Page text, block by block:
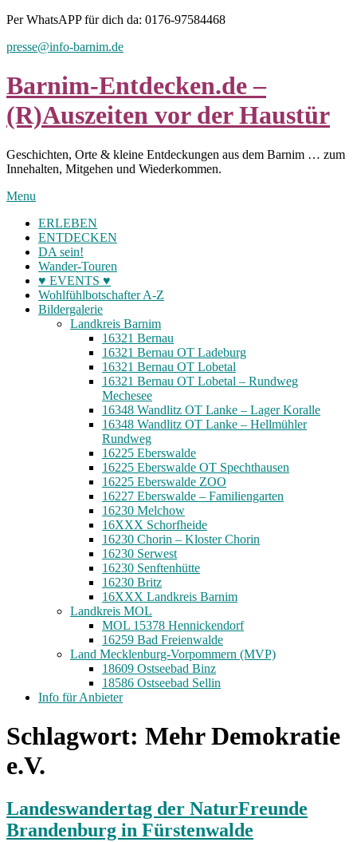
Skip
content
Per WhatsAPP für dich da: 0176-97584468
presse@info-barnim.de
Barnim-Entdecken.de –
(R)Auszeiten vor der Haustür
Geschichten, Orte & kleine Entdeckungen aus dem Barnim … zum
Innehalten, Mitgehen und Wiederkommen.
Menu
ERLEBEN
ENTDECKEN
DA sein!
Wander-Touren
♥ EVENTS ♥
Wohlfühlbotschafter A-Z
Bildergalerie
Landkreis Barnim
16321 Bernau
16321 Bernau OT Ladeburg
16321 Bernau OT Lobetal
16321 Bernau OT Lobetal – Rundweg
Mechesee
16348 Wandlitz OT Lanke – Lager Koralle
16348 Wandlitz OT Lanke – Hellmühler
Rundweg
16225 Eberswalde
16225 Eberswalde OT Spechthausen
16225 Eberswalde ZOO
16227 Eberswalde – Familiengarten
16230 Melchow
16XXX Schorfheide
16230 Chorin – Kloster Chorin
16230 Serwest
16230 Senftenhütte
16230 Britz
16XXX Landkreis Barnim
Landkreis MOL
MOL 15378 Hennickendorf
16259 Bad Freienwalde
Land Mecklenburg-Vorpommern (MVP)
18609 Ostseebad Binz
18586 Ostseebad Sellin
Info für Anbieter
Schlagwort: Mehr Demokratie
e.V.
Landeswandertag der NaturFreunde
Brandenburg in Fürstenwalde